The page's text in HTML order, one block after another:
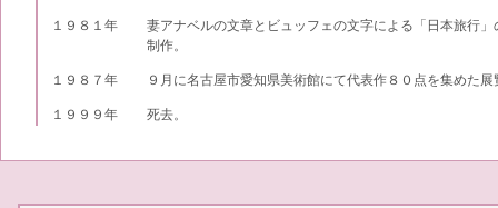
１９８１年
妻アナベルの文章とビュッフェの文字による「日本旅行
制作。
１９８７年 ９月に名古屋市愛知県美術館にて代表作８０点を集めた
１９９９年 死去。